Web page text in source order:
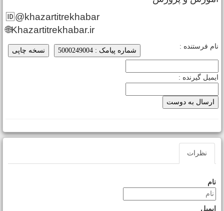
🆔@khazartitrekhabar
🌐Khazartitrekhabar.ir
نسخه چاپی شماره پیامک : 5000249004
فرستنده :
گیرنده :
نظرات
نام
ایمیل